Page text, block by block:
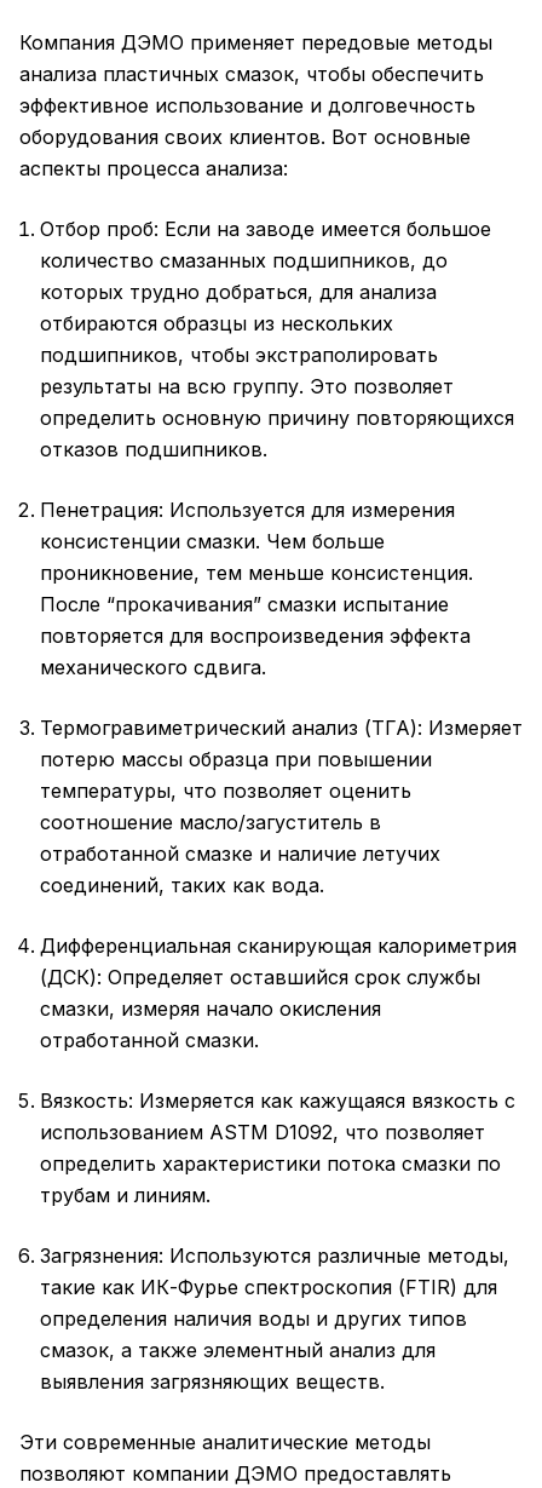
Компания ДЭМО применяет передовые методы
анализа пластичных смазок, чтобы обеспечить
эффективное использование и долговечность
оборудования своих клиентов. Вот основные
аспекты процесса анализа:
Отбор проб: Если на заводе имеется большое
количество смазанных подшипников, до
которых трудно добраться, для анализа
отбираются образцы из нескольких
подшипников, чтобы экстраполировать
результаты на всю группу. Это позволяет
определить основную причину повторяющихся
отказов подшипников.
Пенетрация: Используется для измерения
консистенции смазки. Чем больше
проникновение, тем меньше консистенция.
После “прокачивания” смазки испытание
повторяется для воспроизведения эффекта
механического сдвига.
Термогравиметрический анализ (ТГА): Измеряет
потерю массы образца при повышении
температуры, что позволяет оценить
соотношение масло/загуститель в
отработанной смазке и наличие летучих
соединений, таких как вода.
Дифференциальная сканирующая калориметрия
(ДСК): Определяет оставшийся срок службы
смазки, измеряя начало окисления
отработанной смазки.
Вязкость: Измеряется как кажущаяся вязкость с
использованием ASTM D1092, что позволяет
определить характеристики потока смазки по
трубам и линиям.
Загрязнения: Используются различные методы,
такие как ИК-Фурье спектроскопия (FTIR) для
определения наличия воды и других типов
смазок, а также элементный анализ для
выявления загрязняющих веществ.
Эти современные аналитические методы
позволяют компании ДЭМО предоставлять